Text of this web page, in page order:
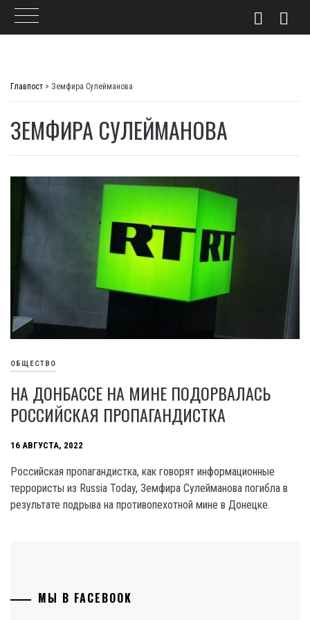
Главпост > Земфира Сулейманова
ЗЕМФИРА СУЛЕЙМАНОВА
ОБЩЕСТВО
НА ДОНБАССЕ НА МИНЕ ПОДОРВАЛАСЬ
РОССИЙСКАЯ ПРОПАГАНДИСТКА
16 АВГУСТА, 2022
Российская пропагандистка, как говорят информационные
террористы из Russia Today, Земфира Сулейманова погибла в
результате подрыва на противопехотной мине в Донецке.
МЫ В FACEBOOK